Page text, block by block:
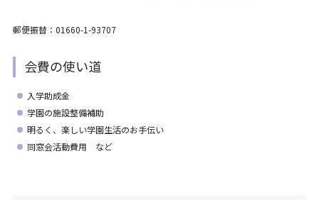
郵便振替：01660-1-93707
会費の使い道
入学助成金
学園の施設整備補助
明るく、楽しい学園生活のお手伝い
同窓会活動費用 など